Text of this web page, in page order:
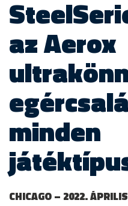
az Aerox
minden
CHICAGO – 2022.